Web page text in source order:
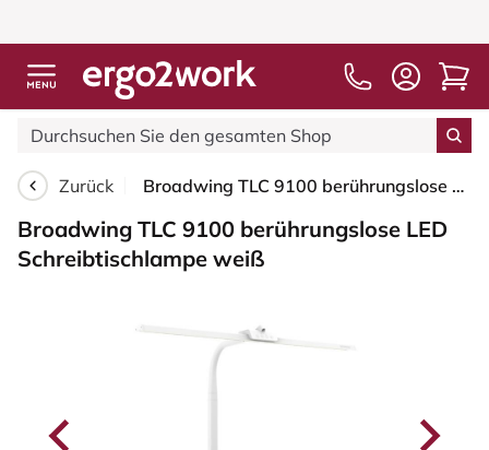
Zurück Broadwing TLC 9100 berührungslose LED Schreibtischlampe weiß
Broadwing TLC 9100 berührungslose LED
Schreibtischlampe weiß